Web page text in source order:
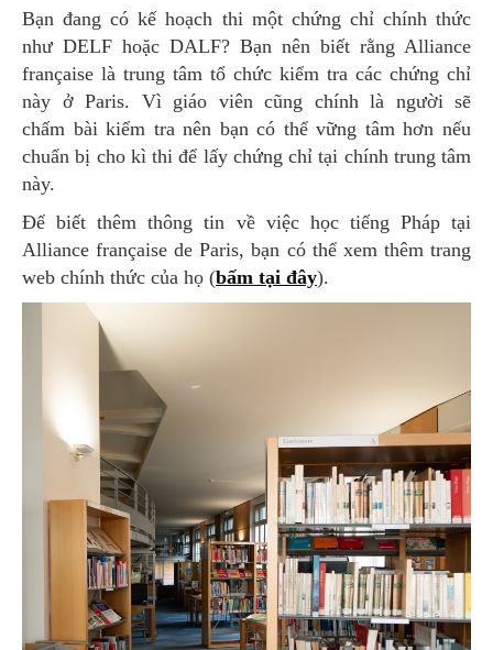
Bạn đang có kế hoạch thi một chứng chỉ chính thức
như DELF hoặc DALF? Bạn nên biết rằng Alliance
française là trung tâm tổ chức kiểm tra các chứng chỉ
này ở Paris. Vì giáo viên cũng chính là người sẽ
chấm bài kiểm tra nên bạn có thể vững tâm hơn nếu
chuẩn bị cho kì thi để lấy chứng chỉ tại chính trung tâm
này.
Để biết thêm thông tin về việc học tiếng Pháp tại
Alliance française de Paris, bạn có thể xem thêm trang
web chính thức của họ (bấm tại đây).